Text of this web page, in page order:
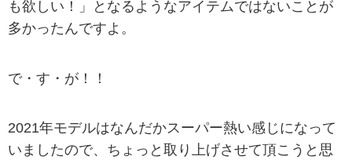
も欲しい！」となるようなアイテムではないことが
多かったんですよ。
で・す・が！！
2021年モデルはなんだかスーパー熱い感じになって
いましたので、ちょっと取り上げさせて頂こうと思